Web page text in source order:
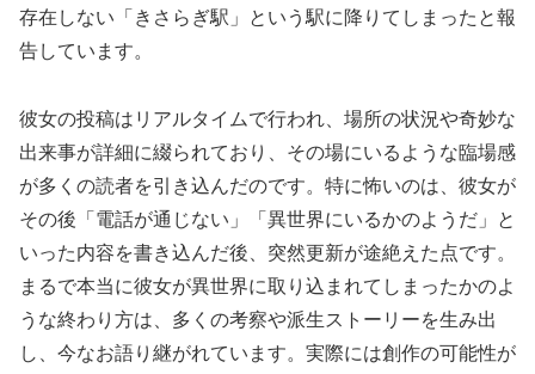
存在しない「きさらぎ駅」という駅に降りてしまったと報
告しています。
彼女の投稿はリアルタイムで行われ、場所の状況や奇妙な
出来事が詳細に綴られており、その場にいるような臨場感
が多くの読者を引き込んだのです。特に怖いのは、彼女が
その後「電話が通じない」「異世界にいるかのようだ」と
いった内容を書き込んだ後、突然更新が途絶えた点です。
まるで本当に彼女が異世界に取り込まれてしまったかのよ
うな終わり方は、多くの考察や派生ストーリーを生み出
し、今なお語り継がれています。実際には創作の可能性が